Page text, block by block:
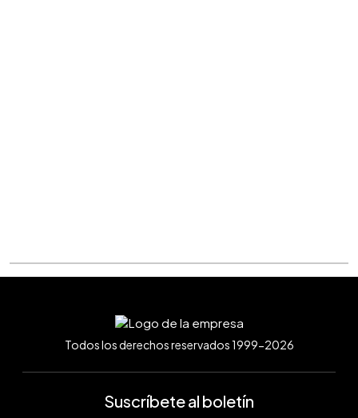
Todos los derechos reservados 1999-2026
Suscríbete al boletín